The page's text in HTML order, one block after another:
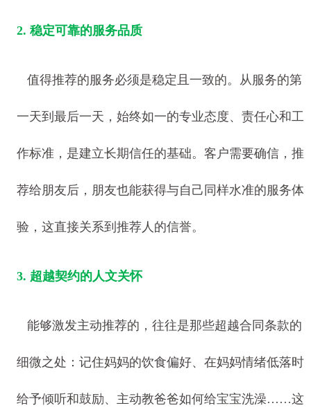
2. 稳定可靠的服务品质
值得推荐的服务必须是稳定且一致的。从服务的第
一天到最后一天，始终如一的专业态度、责任心和工
作标准，是建立长期信任的基础。客户需要确信，推
荐给朋友后，朋友也能获得与自己同样水准的服务体
验，这直接关系到推荐人的信誉。
3. 超越契约的人文关怀
能够激发主动推荐的，往往是那些超越合同条款的
细微之处：记住妈妈的饮食偏好、在妈妈情绪低落时
给予倾听和鼓励、主动教爸爸如何给宝宝洗澡……这